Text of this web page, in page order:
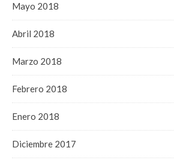
Mayo 2018
Abril 2018
Marzo 2018
Febrero 2018
Enero 2018
Diciembre 2017